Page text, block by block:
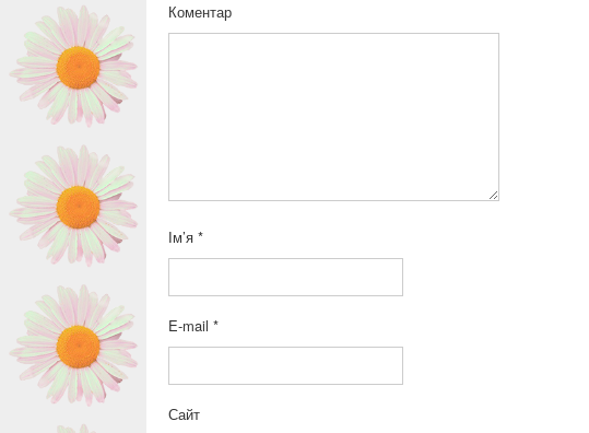
Коментар
Ім’я*
E-mail*
Сайт